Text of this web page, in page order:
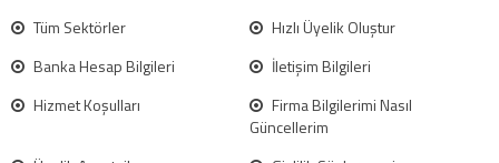
Tüm Sektörler
Hızlı Üyelik Oluştur
Banka Hesap Bilgileri
İletişim Bilgileri
Hizmet Koşulları
Firma Bilgilerimi Nasıl
Güncellerim